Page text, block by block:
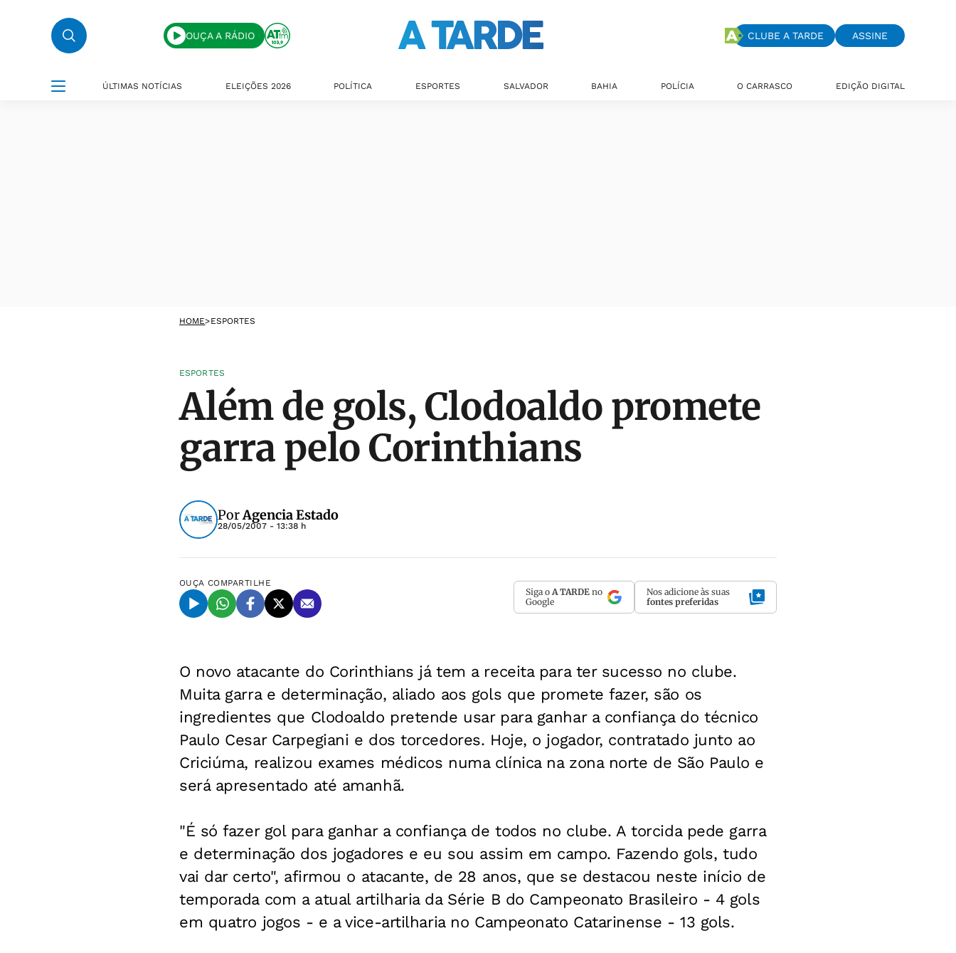
OUÇA A RÁDIO CLUBE A TARDE ASSINE
ÚLTIMAS NOTÍCIAS ELEIÇÕES 2026 POLÍTICA ESPORTES SALVADOR BAHIA POLÍCIA O CARRASCO EDIÇÃO DIGITAL
HOME>ESPORTES
ESPORTES
Além de gols, Clodoaldo promete
garra pelo Corinthians
PorAgencia Estado
28/05/2007 - 13:38 h
OUÇA COMPARTILHE
Siga o A TARDE no
Google
Nos adicione às suas
fontes preferidas
O novo atacante do Corinthians já tem a receita para ter sucesso no clube.
Muita garra e determinação, aliado aos gols que promete fazer, são os
ingredientes que Clodoaldo pretende usar para ganhar a confiança do técnico
Paulo Cesar Carpegiani e dos torcedores. Hoje, o jogador, contratado junto ao
Criciúma, realizou exames médicos numa clínica na zona norte de São Paulo e
será apresentado até amanhã.
"É só fazer gol para ganhar a confiança de todos no clube. A torcida pede garra
e determinação dos jogadores e eu sou assim em campo. Fazendo gols, tudo
vai dar certo", afirmou o atacante, de 28 anos, que se destacou neste início de
temporada com a atual artilharia da Série B do Campeonato Brasileiro - 4 gols
em quatro jogos - e a vice-artilharia no Campeonato Catarinense - 13 gols.